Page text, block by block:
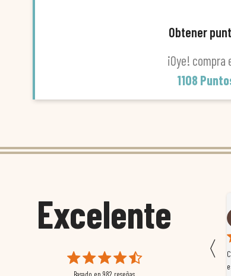
Obtener
¡Oye!
1108
Excelente
〈
Susana García Luis
Magnífica atención al cliente. Tuvimos un pequeño
retraso en el pedido y desde el minuto uno se